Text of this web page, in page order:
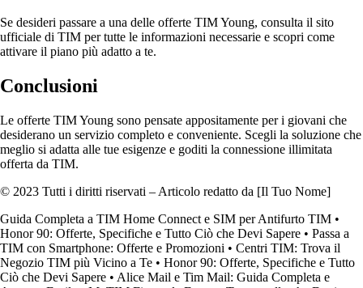
Se desideri passare a una delle offerte TIM Young, consulta il sito
ufficiale di TIM per tutte le informazioni necessarie e scopri come
attivare il piano più adatto a te.
Conclusioni
Le offerte TIM Young sono pensate appositamente per i giovani che
desiderano un servizio completo e conveniente. Scegli la soluzione che
meglio si adatta alle tue esigenze e goditi la connessione illimitata
offerta da TIM.
© 2023 Tutti i diritti riservati – Articolo redatto da [Il Tuo Nome]
Guida Completa a TIM Home Connect e SIM per Antifurto TIM •
Honor 90: Offerte, Specifiche e Tutto Ciò che Devi Sapere • Passa a
TIM con Smartphone: Offerte e Promozioni • Centri TIM: Trova il
Negozio TIM più Vicino a Te • Honor 90: Offerte, Specifiche e Tutto
Ciò che Devi Sapere • Alice Mail e Tim Mail: Guida Completa e